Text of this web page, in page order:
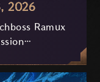
2026
Ramux